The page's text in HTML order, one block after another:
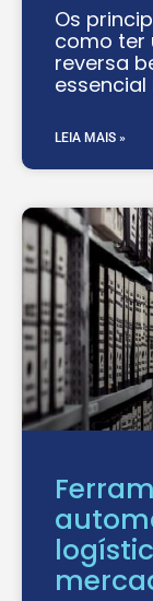
Os
como ter
reversa
LEIA MAIS »